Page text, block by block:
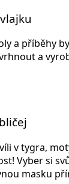
a příběhy
a
v tygra,
Vyber si
masku